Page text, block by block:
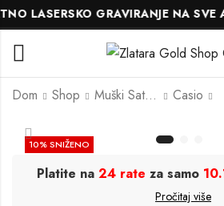
LASERSKO GRAVIRANJE NA SVE
Dom Shop Muški Satovi Casio
10% SNIŽENO
Platite na 24 rate za samo
Pročitaj više